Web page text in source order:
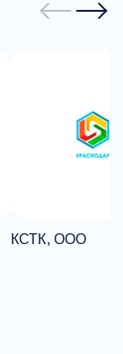
КСТК, ООО